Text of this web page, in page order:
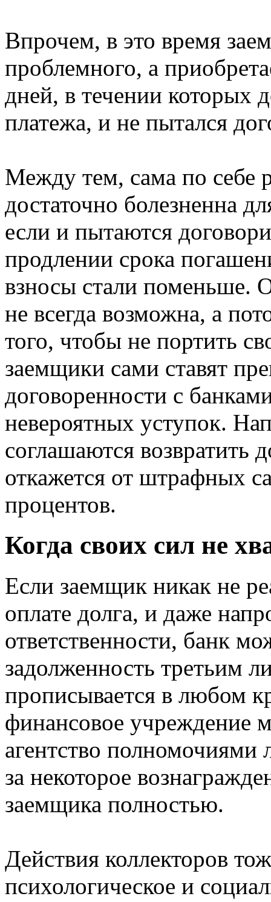
Впрочем, в это время
проблемного, а
дней, в течении которых
платежа, и не пытался
Между тем, сама по себе
достаточно болезненна
если и пытаются
продлении срока
взносы стали поменьше.
не всегда возможна, а
того, чтобы не портить
заемщики сами ставят
договоренности с
невероятных уступок.
соглашаются возвратить
откажется от штрафных
процентов.
Когда своих сил не
Если заемщик никак не
оплате долга, и даже
ответственности, банк
задолженность третьим
прописывается в любом
финансовое учреждение
агентство
за некоторое
заемщика полностью.
Действия коллекторов
психологическое и